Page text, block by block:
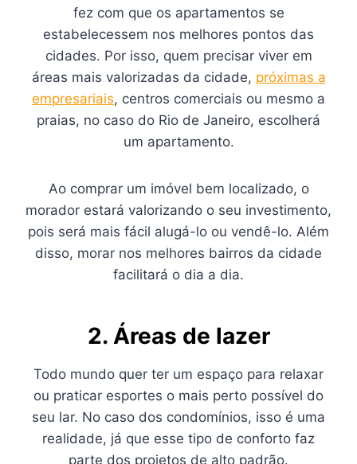
fez com que os apartamentos se
estabelecessem nos melhores pontos das
cidades. Por isso, quem precisar viver em
áreas mais valorizadas da cidade, próximas a
empresariais, centros comerciais ou mesmo a
praias, no caso do Rio de Janeiro, escolherá
um apartamento.
Ao comprar um imóvel bem localizado, o
morador estará valorizando o seu investimento,
pois será mais fácil alugá-lo ou vendê-lo. Além
disso, morar nos melhores bairros da cidade
facilitará o dia a dia.
2. Áreas de lazer
Todo mundo quer ter um espaço para relaxar
ou praticar esportes o mais perto possível do
seu lar. No caso dos condomínios, isso é uma
realidade, já que esse tipo de conforto faz
parte dos projetos de alto padrão.